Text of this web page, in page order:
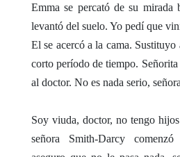
Emma se percató de su mirada
levantó del suelo. Yo pedí que
El se acercó a la cama.
corto período de tiempo.
al doctor. No es nada serio,
Soy viuda, doctor, no tengo
señora Smith-Darcy